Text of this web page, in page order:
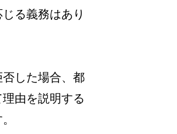
る義務はあり
した場合、都
由を説明する